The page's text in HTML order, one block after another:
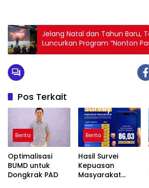
Jelang Natal dan Tahun Baru,
Luncurkan Program “Nonton
Pos Terkait
Berita
Optimalisasi
BUMD untuk
Dongkrak PAD
Berita
Hasil Survei
Kepuasan
Masyarakat